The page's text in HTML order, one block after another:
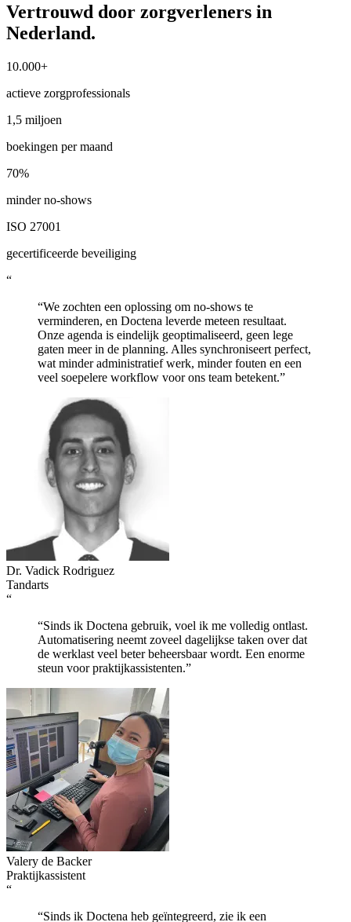
Vertrouwd door zorgverleners in
Nederland.
10.000+
10.000+
actieve zorgprofessionals
1,5 miljoen
1,5 miljoen
boekingen per maand
70%
70%
minder no-shows
ISO 27001
gecertificeerde beveiliging
“
“We zochten een oplossing om no-shows te
verminderen, en Doctena leverde meteen resultaat.
Onze agenda is eindelijk geoptimaliseerd, geen lege
gaten meer in de planning. Alles synchroniseert perfect,
wat minder administratief werk, minder fouten en een
veel soepelere workflow voor ons team betekent.”
Dr. Vadick Rodriguez
Tandarts
“
“Sinds ik Doctena gebruik, voel ik me volledig ontlast.
Automatisering neemt zoveel dagelijkse taken over dat
de werklast veel beter beheersbaar wordt. Een enorme
steun voor praktijkassistenten.”
Valery de Backer
Praktijkassistent
“
“Sinds ik Doctena heb geïntegreerd, zie ik een